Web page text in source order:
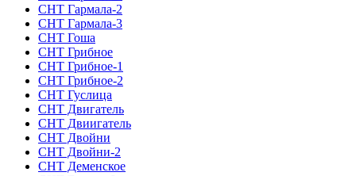
СНТ Гармала-2
СНТ Гармала-3
СНТ Гоша
СНТ Грибное
СНТ Грибное-1
СНТ Грибное-2
СНТ Гуслица
СНТ Двигатель
СНТ Двиигатель
СНТ Двойни
СНТ Двойни-2
СНТ Деменское